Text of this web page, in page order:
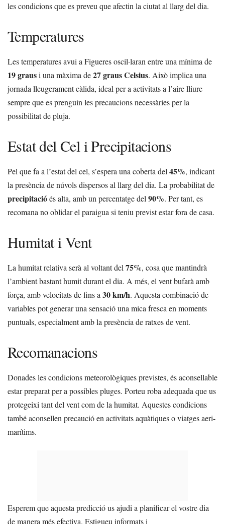
les condicions que es preveu que afectin la ciutat al llarg del dia.
Temperatures
Les temperatures avui a Figueres oscil·laran entre una mínima de
19 grausi una màxima de27 graus Celsius. Això implica una
jornada lleugerament càlida, ideal per a activitats a l’aire lliure
sempre que es prenguin les precaucions necessàries per la
possibilitat de pluja.
Estat del Cel i Precipitacions
Pel que fa a l’estat del cel, s’espera una coberta del45%, indicant
la presència de núvols dispersos al llarg del dia. La probabilitat de
precipitacióés alta, amb un percentatge del90%. Per tant, es
recomana no oblidar el paraigua si teniu previst estar fora de casa.
Humitat i Vent
La humitat relativa serà al voltant del75%, cosa que mantindrà
l’ambient bastant humit durant el dia. A més, el vent bufarà amb
força, amb velocitats de fins a30 km/h. Aquesta combinació de
variables pot generar una sensació una mica fresca en moments
puntuals, especialment amb la presència de ratxes de vent.
Recomanacions
Donades les condicions meteorològiques previstes, és aconsellable
estar preparat per a possibles pluges. Porteu roba adequada que us
protegeixi tant del vent com de la humitat. Aquestes condicions
també aconsellen precaució en activitats aquàtiques o viatges aeri-
marítims.
Esperem que aquesta predicció us ajudi a planificar el vostre dia
de manera més efectiva. Estigueu informats i